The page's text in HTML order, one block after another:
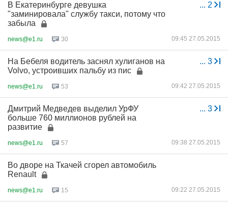
... 2
В Екатеринбурге девушка
"заминировала" службу такси, потому что
забыла
news@e1.ru 30 09:45 27.05.2015
... 3
На Бебеля водитель заснял хулиганов на
Volvo, устроивших пальбу из пис
news@e1.ru 53 09:42 27.05.2015
... 3
Дмитрий Медведев выделил УрФУ
больше 760 миллионов рублей на
развитие
news@e1.ru 57 09:38 27.05.2015
Во дворе на Ткачей сгорел автомобиль
Renault
news@e1.ru 15 09:22 27.05.2015